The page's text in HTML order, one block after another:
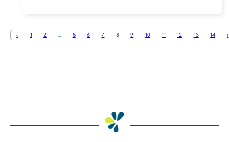
‹ 1 2 5 6 7 8 9 10 11 12 13 14 ›